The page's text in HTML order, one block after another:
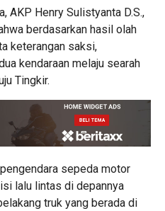
AKP Henry Sulistyanta D.S.,
berdasarkan hasil olah
keterangan saksi,
kendaraan melaju searah
Tingkir.
sepeda motor
lalu lintas di depannya
truk yang berada di